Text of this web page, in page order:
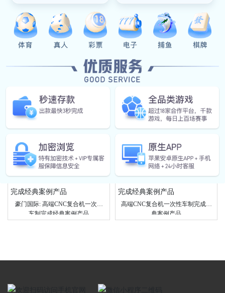
相关产品
高端CNC复合机一次性车制完成经
典案例产品
豪门国际: 高端CNC复合机一次性
车制完成经典案例产品
豪门国际: 高端CNC复合机一次性
车制完成经典案例产品
高端CNC复合机一次性车制完成经
典案例产品